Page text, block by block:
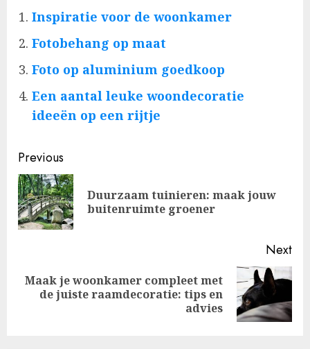
Inspiratie voor de woonkamer
Fotobehang op maat
Foto op aluminium goedkoop
Een aantal leuke woondecoratie
ideeën op een rijtje
Post
navigation
Previous
Duurzaam tuinieren: maak jouw
buitenruimte groener
Next
Next
Maak je woonkamer compleet met
de juiste raamdecoratie: tips en
advies